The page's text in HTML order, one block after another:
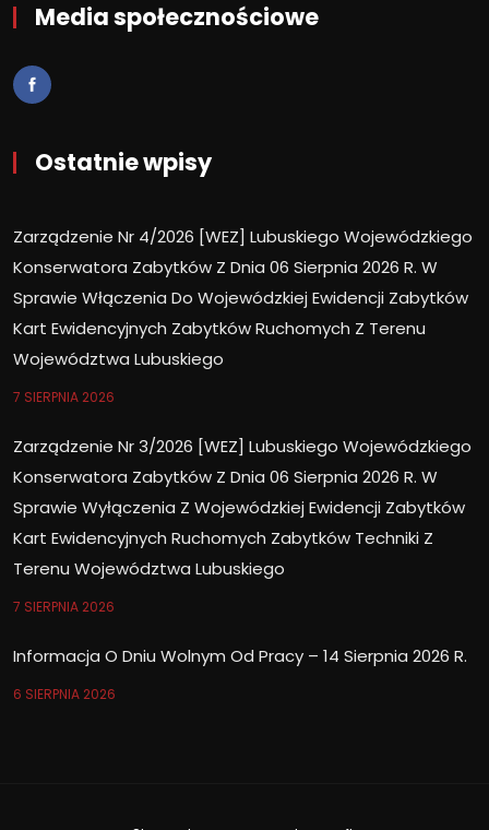
Media społecznościowe
Ostatnie wpisy
Zarządzenie Nr 4/2026 [WEZ] Lubuskiego Wojewódzkiego
Konserwatora Zabytków Z Dnia 06 Sierpnia 2026 R. W
Sprawie Włączenia Do Wojewódzkiej Ewidencji Zabytków
Kart Ewidencyjnych Zabytków Ruchomych Z Terenu
Województwa Lubuskiego
7 SIERPNIA 2026
Zarządzenie Nr 3/2026 [WEZ] Lubuskiego Wojewódzkiego
Konserwatora Zabytków Z Dnia 06 Sierpnia 2026 R. W
Sprawie Wyłączenia Z Wojewódzkiej Ewidencji Zabytków
Kart Ewidencyjnych Ruchomych Zabytków Techniki Z
Terenu Województwa Lubuskiego
7 SIERPNIA 2026
Informacja O Dniu Wolnym Od Pracy – 14 Sierpnia 2026 R.
6 SIERPNIA 2026